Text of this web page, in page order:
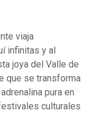
viaja
infinitas y al
joya del Valle de
que se transforma
pura en
culturales